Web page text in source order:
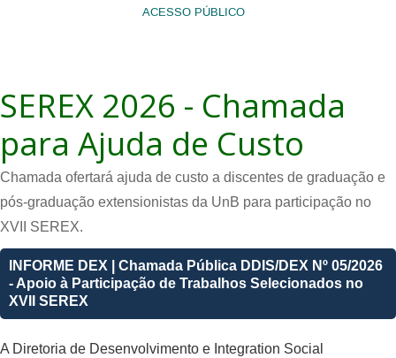
ACESSO PÚBLICO
SEREX 2026 - Chamada
para Ajuda de Custo
Chamada ofertará ajuda de custo a discentes de graduação e
pós-graduação extensionistas da UnB para participação no
XVII SEREX.
INFORME DEX | Chamada Pública DDIS/DEX Nº 05/2026
- Apoio à Participação de Trabalhos Selecionados no
XVII SEREX
A Diretoria de Desenvolvimento e Integration Social